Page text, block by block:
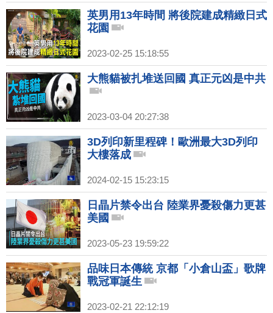
英男用13年時間 將後院建成精緻日式
花園
2023-02-25 15:18:55
大熊貓被扎堆送回國 真正元凶是中共
2023-03-04 20:27:38
3D列印新里程碑！歐洲最大3D列印
大樓落成
2024-02-15 15:23:15
日晶片禁令出台 陸業界憂殺傷力更甚
美國
2023-05-23 19:59:22
品味日本傳統 京都「小倉山盃」歌牌
戰冠軍誕生
2023-02-21 22:12:19